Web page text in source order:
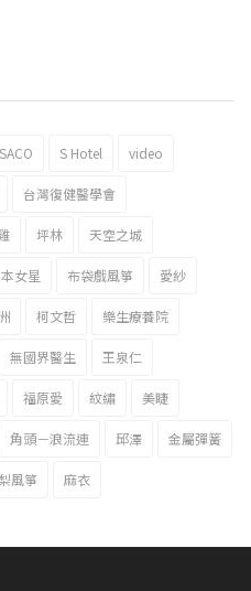
節「風在石起」霸氣回歸
SACO S Hotel video
台灣復健醫學會
坪林 天空之城
女星 布袋戲風箏 愛紗
柯文哲 樂生療養院
無國界醫生 王泉仁
福原愛 紋繡 美睫
角頭－浪流連 邱澤 金屬彈簧
風箏 麻衣